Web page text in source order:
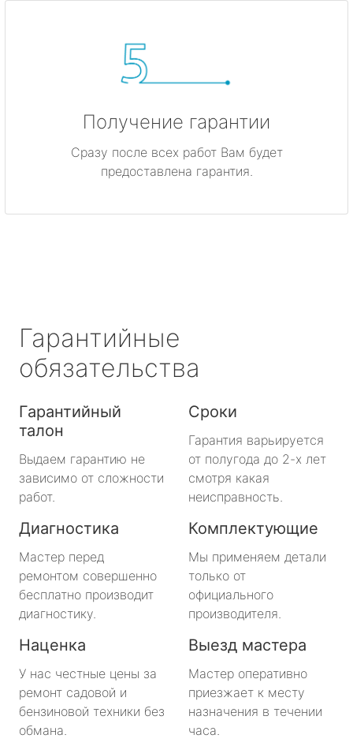
Получение гарантии
Сразу после всех работ Вам будет
предоставлена гарантия.
Гарантийные
обязательства
Гарантийный
талон
Выдаем гарантию не
зависимо от сложности
работ.
Сроки
Гарантия варьируется
от полугода до 2-х лет
смотря какая
неисправность.
Диагностика
Мастер перед
ремонтом совершенно
бесплатно производит
диагностику.
Комплектующие
Мы применяем детали
только от
официального
производителя.
Наценка
У нас честные цены за
ремонт садовой и
бензиновой техники без
обмана.
Выезд мастера
Мастер оперативно
приезжает к месту
назначения в течении
часа.